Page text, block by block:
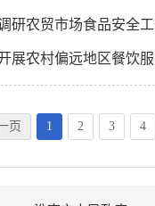
研农贸市场食品安全
展农村偏远地区餐饮
页 1 2 3 4